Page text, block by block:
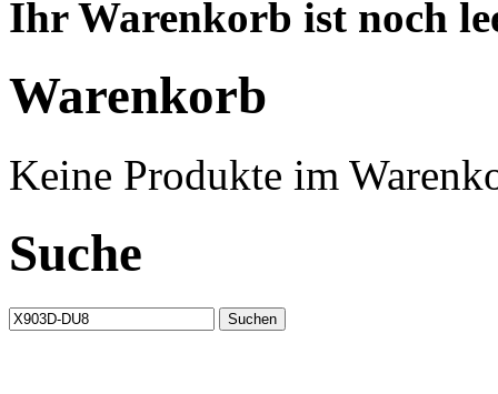
Ihr Warenkorb ist noch
Warenkorb
Keine Produkte im
Suche